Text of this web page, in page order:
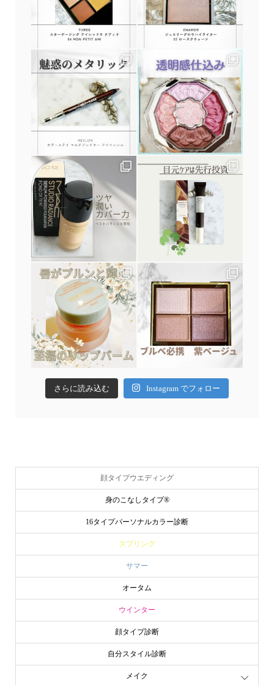
さらに読み込む Instagram でフォロー
顔タイプウエディング
身のこなしタイプ®
16タイプパーソナルカラー診断
スプリング
サマー
オータム
ウインター
顔タイプ診断
自分スタイル診断
メイク